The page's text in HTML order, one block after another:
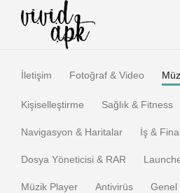
İletişim Fotoğraf & Video
Kişiselleştirme Sağlık & Fitness
Navigasyon & Haritalar İş &
Dosya Yöneticisi & RAR
Müzik Player Antivirüs Genel